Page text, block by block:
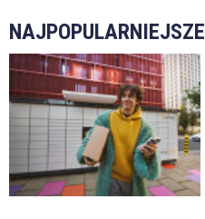
NAJPOPULARNIEJSZE